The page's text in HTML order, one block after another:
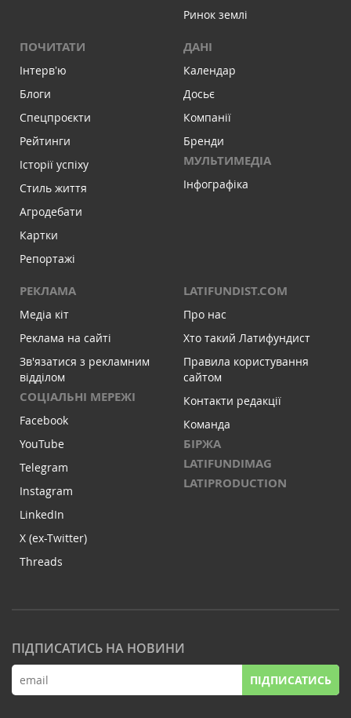
Ринок землі
ПОЧИТАТИ
Інтервʼю
Блоги
Спецпроєкти
Рейтинги
Історії успіху
Стиль життя
Агродебати
Картки
Репортажі
ДАНІ
Календар
Досьє
Компанії
Бренди
МУЛЬТИМЕДІА
Інфографіка
РЕКЛАМА
Медіа кіт
Реклама на сайті
Зв'язатися з рекламним
відділом
СОЦІАЛЬНІ МЕРЕЖІ
Facebook
YouTube
Telegram
Instagram
LinkedIn
X (ex-Twitter)
Threads
LATIFUNDIST.COM
Про нас
Хто такий Латифундист
Правила користування
сайтом
Контакти редакції
Команда
БІРЖА
LATIFUNDIMAG
LATIPRODUCTION
ПІДПИСАТИСЬ НА НОВИНИ
ПІДПИСАТИСЬ